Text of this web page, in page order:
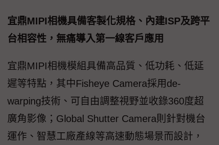
宜鼎MIPI相機具備客製化規格、內建ISP及跨平
台相容性，無痛導入第一線客戶應用
宜鼎MIPI相機模組具備高品質、低功耗、低延
遲等特點，其中Fisheye Camera採用de-
warping技術、可自由調整視野並收錄360度超
廣角影像；Global Shutter Camera則針對機台
運作、智慧工廠產線等高速動態場景而設計，